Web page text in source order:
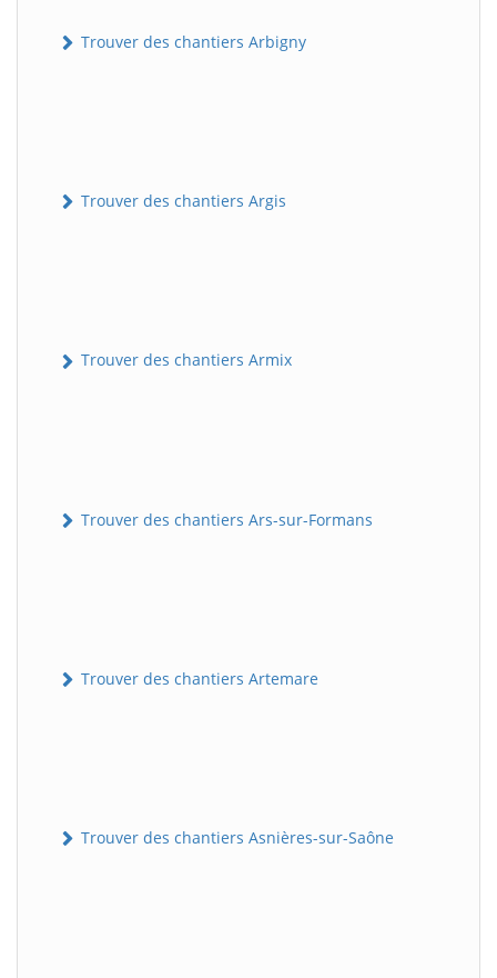
Trouver des chantiers Arbigny
Trouver des chantiers Argis
Trouver des chantiers Armix
Trouver des chantiers Ars-sur-Formans
Trouver des chantiers Artemare
Trouver des chantiers Asnières-sur-Saône